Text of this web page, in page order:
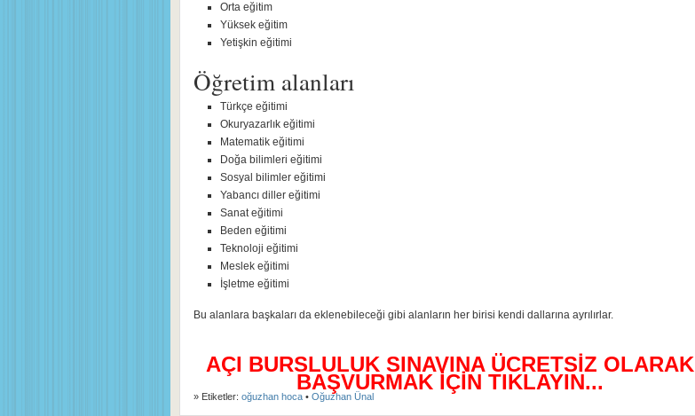
Orta eğitim
Yüksek eğitim
Yetişkin eğitimi
Öğretim alanları
Türkçe eğitimi
Okuryazarlık eğitimi
Matematik eğitimi
Doğa bilimleri eğitimi
Sosyal bilimler eğitimi
Yabancı diller eğitimi
Sanat eğitimi
Beden eğitimi
Teknoloji eğitimi
Meslek eğitimi
İşletme eğitimi
Bu alanlara başkaları da eklenebileceği gibi alanların her birisi kendi dallarına ayrılırlar.
AÇI BURSLULUK SINAVINA ÜCRETSİZ OLARAK
BAŞVURMAK İÇİN TIKLAYIN...
» Etiketler: oğuzhan hoca • Oğuzhan Ünal